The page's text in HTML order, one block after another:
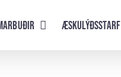
Æskulýðsstarf